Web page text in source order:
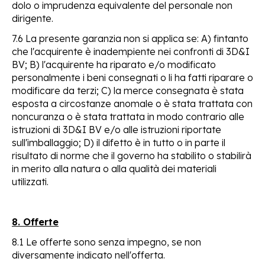
dolo o imprudenza equivalente del personale non
dirigente.
7.6 La presente garanzia non si applica se: A) fintanto
che l'acquirente è inadempiente nei confronti di 3D&I
BV; B) l'acquirente ha riparato e/o modificato
personalmente i beni consegnati o li ha fatti riparare o
modificare da terzi; C) la merce consegnata è stata
esposta a circostanze anomale o è stata trattata con
noncuranza o è stata trattata in modo contrario alle
istruzioni di 3D&I BV e/o alle istruzioni riportate
sull'imballaggio; D) il difetto è in tutto o in parte il
risultato di norme che il governo ha stabilito o stabilirà
in merito alla natura o alla qualità dei materiali
utilizzati.
8. Offerte
8.1 Le offerte sono senza impegno, se non
diversamente indicato nell'offerta.